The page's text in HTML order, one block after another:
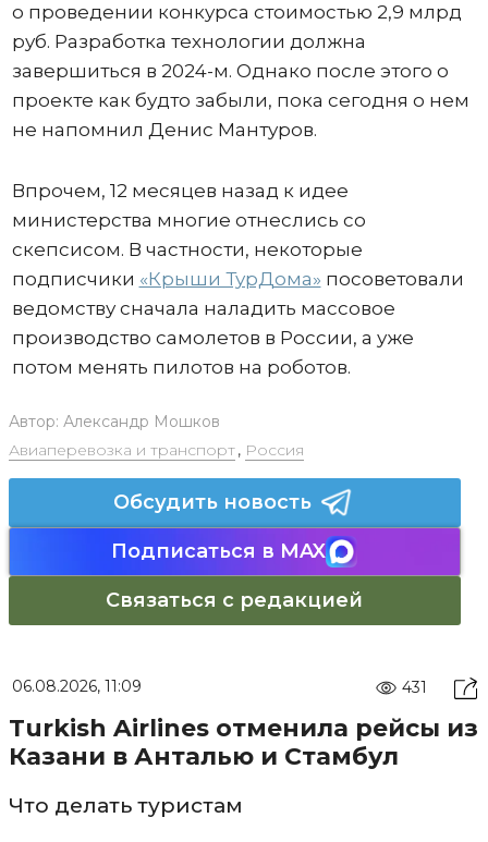
о проведении конкурса стоимостью 2,9 млрд
руб. Разработка технологии должна
завершиться в 2024-м. Однако после этого о
проекте как будто забыли, пока сегодня о нем
не напомнил Денис Мантуров.
Впрочем, 12 месяцев назад к идее
министерства многие отнеслись со
скепсисом. В частности, некоторые
подписчики «Крыши ТурДома» посоветовали
ведомству сначала наладить массовое
производство самолетов в России, а уже
потом менять пилотов на роботов.
Автор: Александр Мошков
Авиаперевозка и транспорт, Россия
Обсудить новость
Подписаться в MAX
Связаться с редакцией
06.08.2026, 11:09 431
Turkish Airlines отменила рейсы из
Казани в Анталью и Стамбул
Что делать туристам